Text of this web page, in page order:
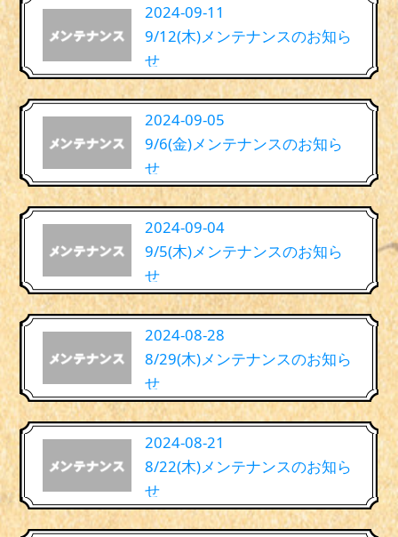
2024-09-11
9/12(木)メンテナンスのお知ら
せ
2024-09-05
9/6(金)メンテナンスのお知ら
せ
2024-09-04
9/5(木)メンテナンスのお知ら
せ
2024-08-28
8/29(木)メンテナンスのお知ら
せ
2024-08-21
8/22(木)メンテナンスのお知ら
せ